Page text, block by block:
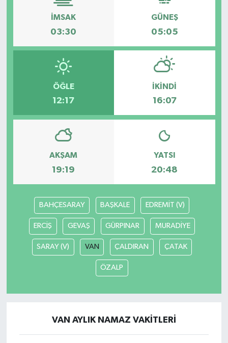
İMSAK
03:30
GÜNEŞ
05:05
ÖĞLE
12:17
İKINDI
16:07
AKŞAM
19:19
YATSI
20:48
BAHÇESARAY BAŞKALE EDREMİT (V)
ERCİŞ GEVAŞ GÜRPINAR MURADİYE
SARAY (V) VAN ÇALDIRAN ÇATAK
ÖZALP
VAN AYLIK NAMAZ VAKITLERI
Türkiye